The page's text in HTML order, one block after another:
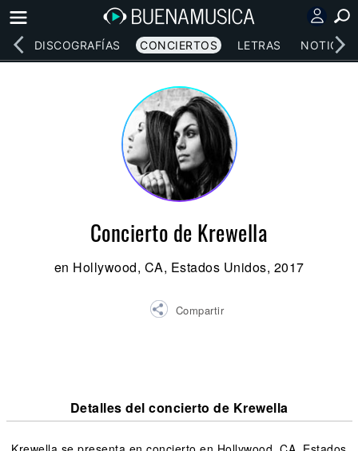
DISCOGRAFÍAS CONCIERTOS LETRAS NOTICIAS
Concierto de Krewella
en Hollywood, CA, Estados Unidos, 2017
Compartir
Detalles del concierto de Krewella